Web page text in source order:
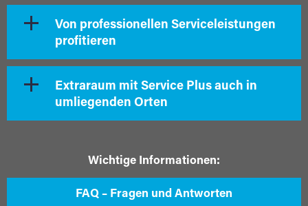
Von professionellen Serviceleistungen
profitieren
Extraraum mit Service Plus auch in
umliegenden Orten
Wichtige Informationen:
FAQ – Fragen und Antworten